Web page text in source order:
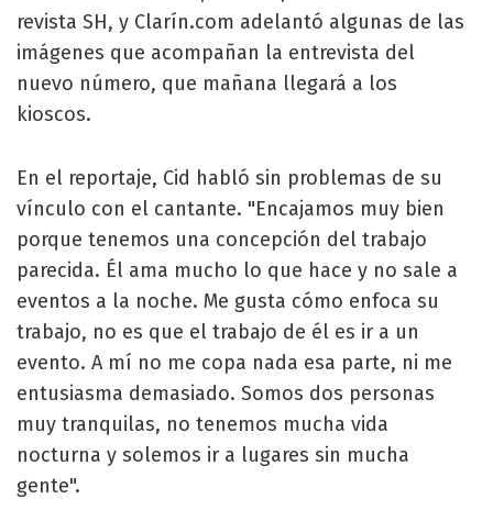
revista SH, y Clarín.com adelantó algunas de las
imágenes que acompañan la entrevista del
nuevo número, que mañana llegará a los
kioscos.
En el reportaje, Cid habló sin problemas de su
vínculo con el cantante. "Encajamos muy bien
porque tenemos una concepción del trabajo
parecida. Él ama mucho lo que hace y no sale a
eventos a la noche. Me gusta cómo enfoca su
trabajo, no es que el trabajo de él es ir a un
evento. A mí no me copa nada esa parte, ni me
entusiasma demasiado. Somos dos personas
muy tranquilas, no tenemos mucha vida
nocturna y solemos ir a lugares sin mucha
gente".